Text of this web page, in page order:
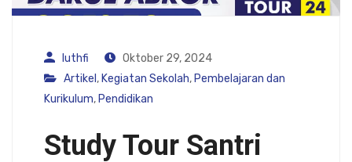
luthfi
Oktober 29, 2024
Artikel , Kegiatan Sekolah, Pembelajaran dan
Kurikulum, Pendidikan
Study Tour Santri